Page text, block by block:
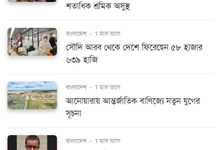
শতাধিক শ্রমিক অসুস্থ
বাংলাদেশ - 1 মাস আগে
সৌদি আরব থেকে দেশে ফিরেছেন ৫৮ হাজার
৬৩৯ হাজি
বাংলাদেশ - 1 মাস আগে
আনোয়ারায় আন্তর্জাতিক বাণিজ্যে নতুন যুগের
সূচনা
বাংলাদেশ - 1 মাস আগে